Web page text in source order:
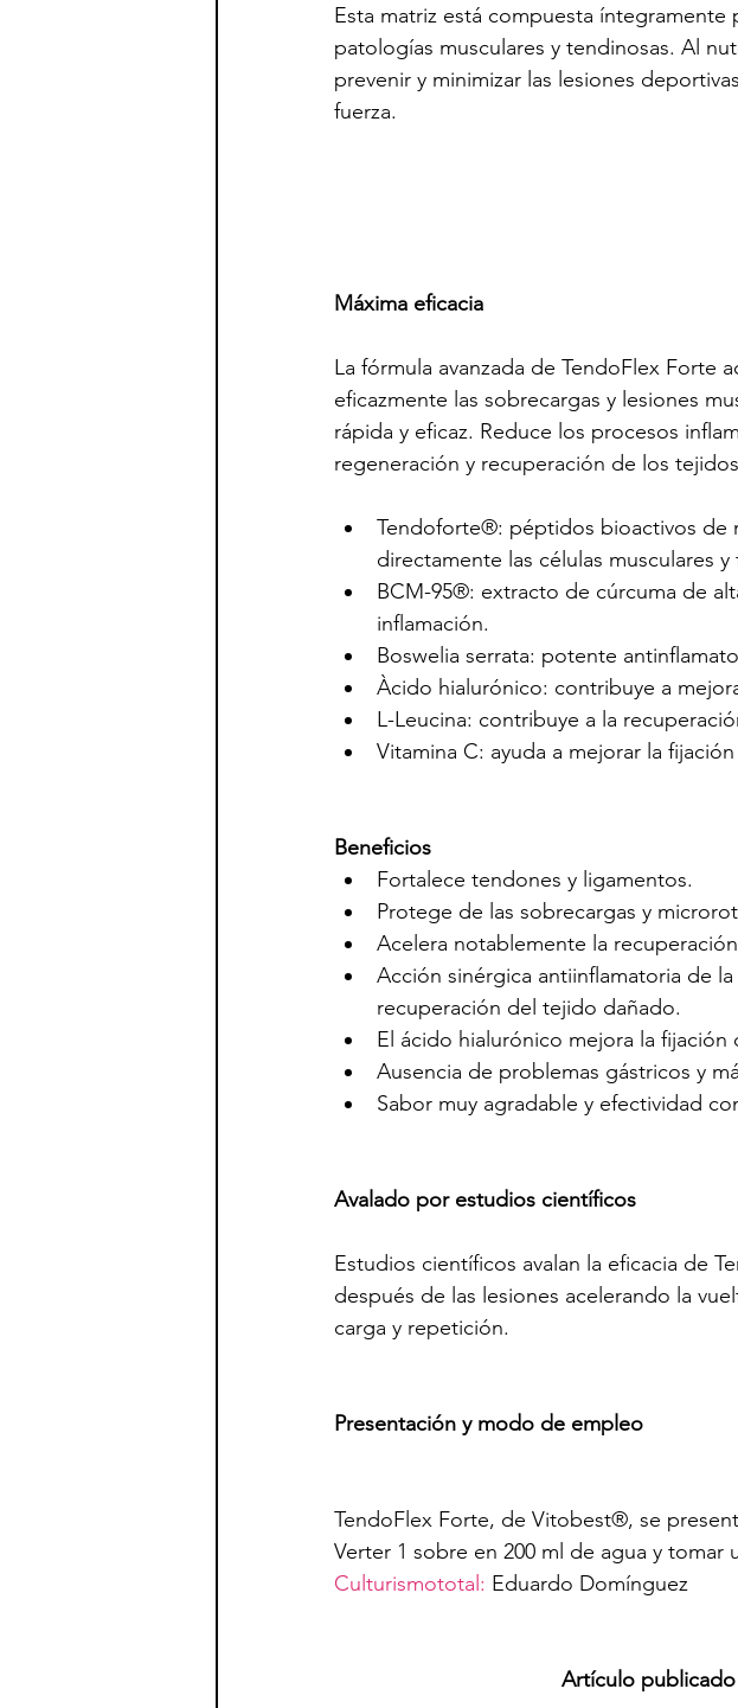
Esta matriz está compuesta
patologías musculares y tendinosas. Al
prevenir y minimizar las lesiones
fuerza.
Máxima eficacia
La fórmula avanzada de TendoFlex Forte
eficazmente las sobrecargas y lesiones
rápida y eficaz. Reduce los procesos
regeneración y recuperación de los
Tendoforte®: péptidos bioactivos de
directamente las células musculares
BCM-95®: extracto de cúrcuma de
inflamación.
Boswelia serrata: potente
Àcido hialurónico: contribuye a
L-Leucina: contribuye a la
Vitamina C: ayuda a mejorar la
Beneficios
Fortalece tendones y ligamentos.
Protege de las sobrecargas y
Acelera notablemente la
Acción sinérgica antiinflamatoria de
recuperación del tejido dañado.
El ácido hialurónico mejora la fijación
Ausencia de problemas gástricos y
Sabor muy agradable y efectividad
Avalado por estudios científicos
Estudios científicos avalan la eficacia de
después de las lesiones acelerando la
carga y repetición.
Presentación y modo de empleo
TendoFlex Forte, de Vitobest®, se
Verter 1 sobre en 200 ml de agua y tomar
Culturismototal: Eduardo Domínguez
Artículo